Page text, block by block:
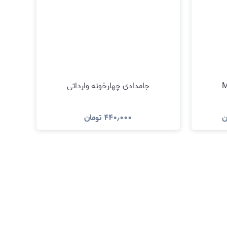
جامدادی چهارخونه وارداتی
۴۴۰٫۰۰۰ تومان